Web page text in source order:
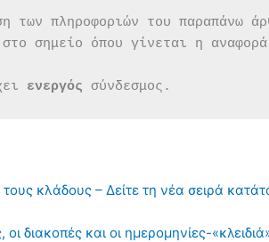
των πληροφοριών του παραπάνω
στο σημείο όπου γίνεται η
ενεργός σύνδεσμος.
κλάδους – Δείτε τη νέα σειρά
διακοπές και οι ημερομηνίες-